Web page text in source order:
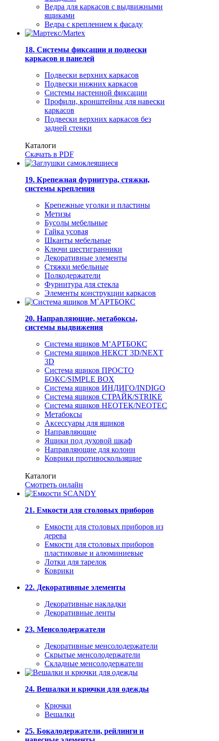
Ведра для каркасов с выдвижными
ящиками
Ведра с креплением к фасаду
18. Системы фиксации и подвески
каркасов и панелей
Подвески верхних каркасов
Подвески нижних каркасов
Системы настенной фиксации
Профили, кронштейны для навески
каркасов
Подвески верхних каркасов без
задней стенки
Каталоги
Скачать в PDF
19. Крепежная фурнитура, стяжки,
системы крепления
Крепежные уголки и пластины
Метизы
Бусолы мебельные
Гайка усовая
Шканты мебельные
Ключи шестигранники
Декоративные элементы
Стяжки мебельные
Полкодержатели
Фурнитура для стекла
Элементы конструкции каркасов
20. Направляющие, метабоксы,
системы выдвижения
Система ящиков М’АРТБОКС
Система ящиков НЕКСТ 3D/NEXT
3D
Система ящиков ПРОСТО
БОКС/SIMPLE BOX
Система ящиков ИНДИГО/INDIGO
Система ящиков СТРАЙК/STRIKE
Система ящиков НЕОТЕК/NEOTEC
Метабоксы
Аксессуары для ящиков
Направляющие
Ящики под духовой шкаф
Направляющие для колонн
Коврики противоскользящие
Каталоги
Смотреть онлайн
21. Емкости для столовых приборов
Емкости для столовых приборов из
дерева
Емкости для столовых приборов
пластиковые и алюминиевые
Лотки для тарелок
Коврики
22. Декоративные элементы
Декоративные накладки
Декоративные ленты
23. Менсолодержатели
Декоративные менсолодержатели
Скрытые менсолодержатели
Складные менсолодержатели
24. Вешалки и крючки для одежды
Крючки
Вешалки
25. Бокалодержатели, рейлинги и